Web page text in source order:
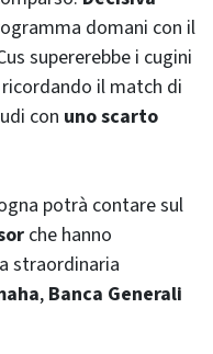
domani con il
supererebbe i cugini
il match di
con uno scarto
potrà contare sul
che hanno
straordinaria
, Banca Generali